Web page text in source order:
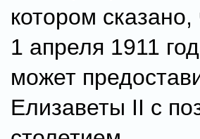
котором
1 апреля 1911
может
Елизаветы II с